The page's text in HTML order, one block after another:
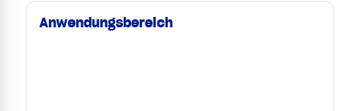
Anwendungsbereich